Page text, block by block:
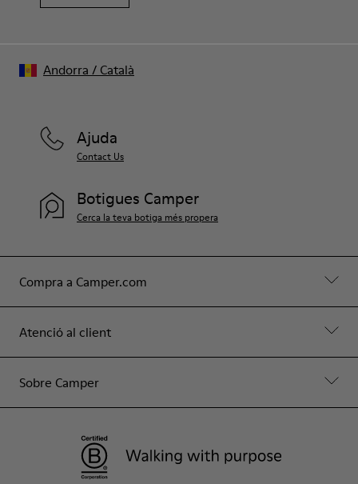
Compra a Camper.com
Atenció al client
Sobre Camper
Ajuda
Contact Us
Botigues Camper
Cerca la teva botiga més propera
Andorra / Català